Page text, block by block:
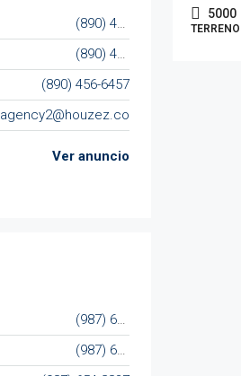
(890) 456-7651
(890) 456-4357
(890) 456-6457
agency2@houzez.co
Ver anuncio
(987) 654 1234
(987) 654 8765
5000